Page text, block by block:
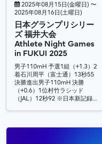
2025年08月15日(金曜日) 〜
2025年08月16日(土曜日)
日本グランプリシリー
ズ 福井大会
Athlete Night Games
in FUKUI 2025
男子110mH 予選1組（+1.3）2
着石川周平（富士通）13秒55
決勝進出男子110mH 決勝
（+0.6）1位村竹ラシッド
（JAL）12秒92 ※日本新記録…